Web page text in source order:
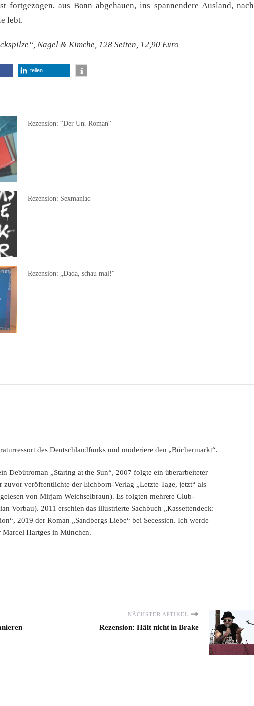
fortgezogen, aus Bonn abgehauen, ins spannendere Ausland, nach
lebt.
Nagel & Kimche, 128 Seiten, 12,90 Euro
teilen
Rezension: “Der Uni-Roman“
Rezension: Sexmaniac
Rezension: „Dada, schau mal!“
des Deutschlandfunks und moderiere den „Büchermarkt“.
Debütroman „Staring at the Sun“, 2007 folgte ein überarbeiteter
zuvor veröffentlichte der Eichborn-Verlag „Letzte Tage, jetzt“ als
von Mirjam Weichselbraun). Es folgten mehrere Club-
Vorbau). 2011 erschien das illustrierte Sachbuch „Kassettendeck:
2019 der Roman „Sandbergs Liebe“ bei Secession. Ich werde
Hartges in München.
NÄCHSTER ARTIKEL
Rezension: Hält nicht in Brake